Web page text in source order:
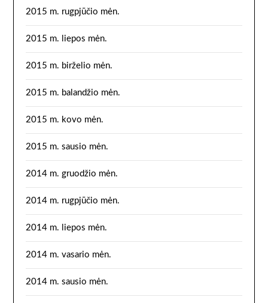
2015 m. rugpjūčio mėn.
2015 m. liepos mėn.
2015 m. birželio mėn.
2015 m. balandžio mėn.
2015 m. kovo mėn.
2015 m. sausio mėn.
2014 m. gruodžio mėn.
2014 m. rugpjūčio mėn.
2014 m. liepos mėn.
2014 m. vasario mėn.
2014 m. sausio mėn.